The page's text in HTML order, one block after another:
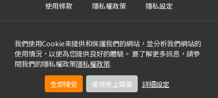
我們使用Cookie來提供和保護我們的網站，並分析我們網站的
使用情況，以便為您提供良好的體驗。 要了解更多訊息，請參
閱我們的隱私權政策隱私權政策.
全部接受 僅技術上需要 詳細設定
使用條款 隱私權政策 隱私設定
©TOA(HONG KONG) LIMITED All rights reserved.